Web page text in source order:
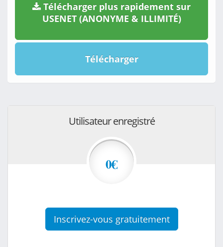
Télécharger plus rapidement sur
USENET (ANONYME & ILLIMITÉ)
Télécharger
Utilisateur enregistré
0€
Inscrivez-vous gratuitement